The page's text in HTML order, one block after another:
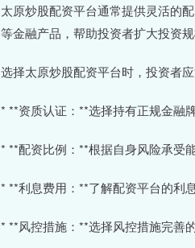
太原炒股配资平台通常提供灵活的
等金融产品，帮助投资者扩大投资规
选择太原炒股配资平台时，投资者
* **资质认证：**选择持有正规金融
* **配资比例：**根据自身风险承受
* **利息费用：**了解配资平台的利
* **风控措施：**选择风控措施完善